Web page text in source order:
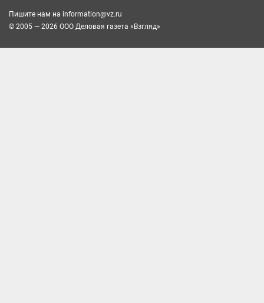
Пишите нам на information@vz.ru
© 2005 — 2026 ООО Деловая газета «Взгляд»